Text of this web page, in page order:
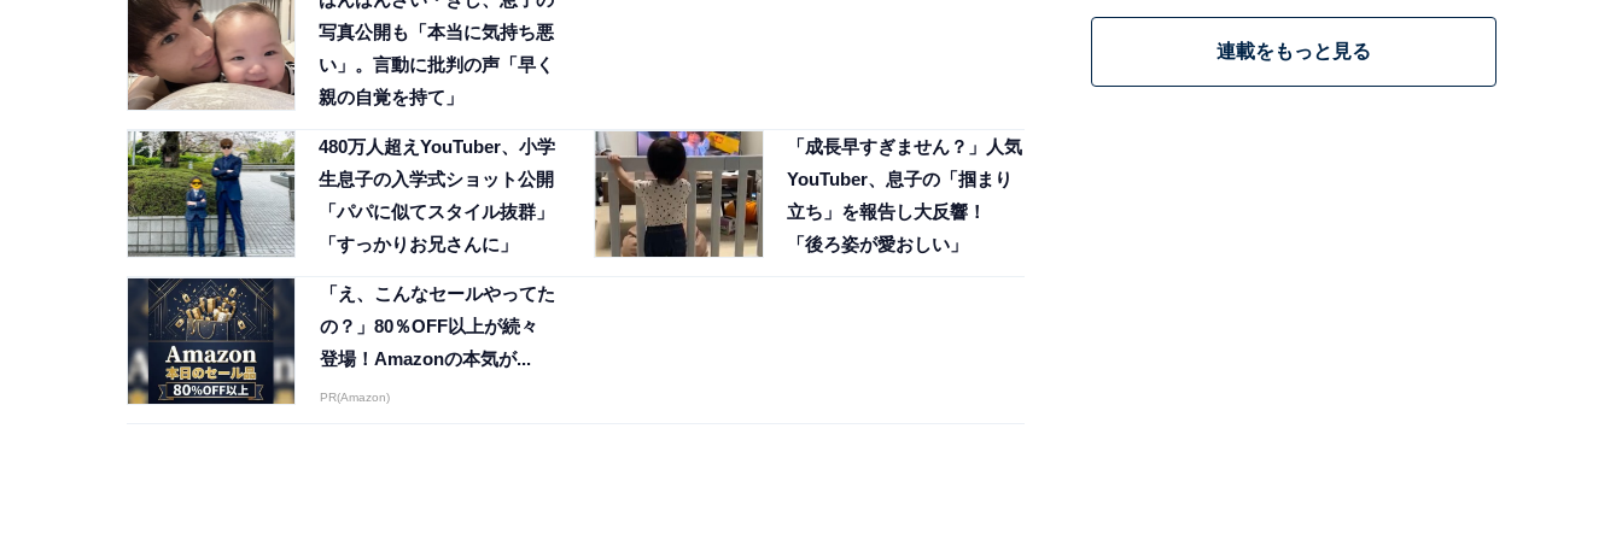
写真公開も「本当に気持ち悪
い」。言動に批判の声「早く
親の自覚を持て」
480万人超えYouTuber、小学
生息子の入学式ショット公開
「パパに似てスタイル抜群」
「すっかりお兄さんに」
「成長早すぎません？」人気
YouTuber、息子の「掴まり
立ち」を報告し大反響！
「後ろ姿が愛おしい」
「え、こんなセールやってた
の？」80％OFF以上が続々
登場！Amazonの本気が...
PR(Amazon)
連載をもっと見る